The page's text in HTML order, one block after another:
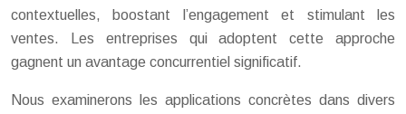
contextuelles, boostant l’engagement et stimulant les
ventes. Les entreprises qui adoptent cette approche
gagnent un avantage concurrentiel significatif.
Nous examinerons les applications concrètes dans divers